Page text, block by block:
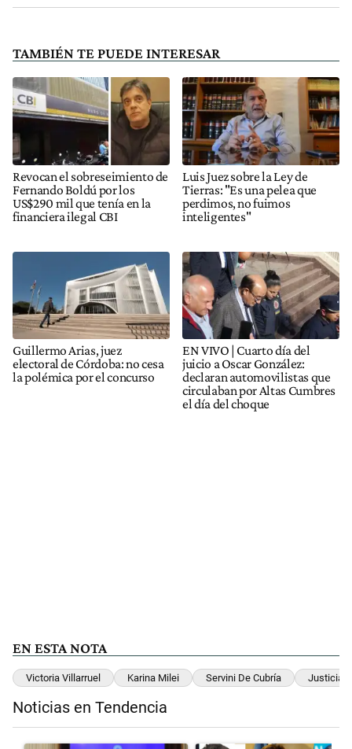
TAMBIÉN TE PUEDE INTERESAR
Revocan el sobreseimiento de
Fernando Boldú por los
US$290 mil que tenía en la
financiera ilegal CBI
Luis Juez sobre la Ley de
Tierras: "Es una pelea que
perdimos, no fuimos
inteligentes"
Guillermo Arias, juez
electoral de Córdoba: no cesa
la polémica por el concurso
EN VIVO | Cuarto día del
juicio a Oscar González:
declaran automovilistas que
circulaban por Altas Cumbres
el día del choque
EN ESTA NOTA
Victoria Villarruel Karina Milei Servini De Cubría Justicia
Noticias en Tendencia